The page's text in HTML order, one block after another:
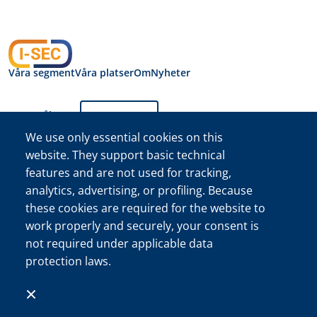
Våra segmentVåra platserOmNyheter
Byt språk: Svenska
Integritetspolicy I-
SEC International
Security B.V.
I-SEC International Security B.V. Handelskammaren (KVK)
registreringsnummer 34222467
©I-SEC®-namnet och I-SEC-logotypen® är registrerade
varumärken som tillhör I-SEC International Security B.V. och får
endast användas med uttryckligt tillstånd.
We use only essential cookies on this
website. They support basic technical
features and are not used for tracking,
analytics, advertising, or profiling. Because
these cookies are required for the website to
work properly and securely, your consent is
not required under applicable data
protection laws.